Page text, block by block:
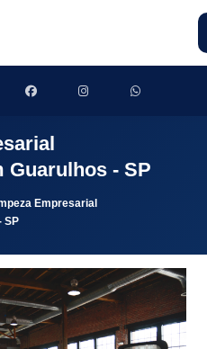
Guarulhos - SP
Empresarial
SP